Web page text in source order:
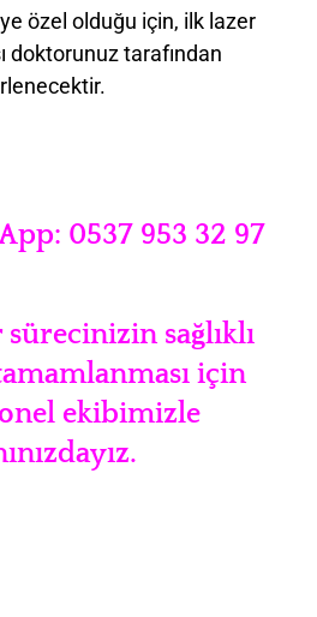
özel olduğu için, ilk lazer
doktorunuz tarafından
0537 953 32 97
sağlıklı
için
ekibimizle